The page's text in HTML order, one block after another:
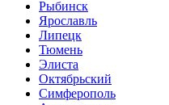
Рыбинск
Ярославль
Липецк
Тюмень
Элиста
Октябрьский
Симферополь